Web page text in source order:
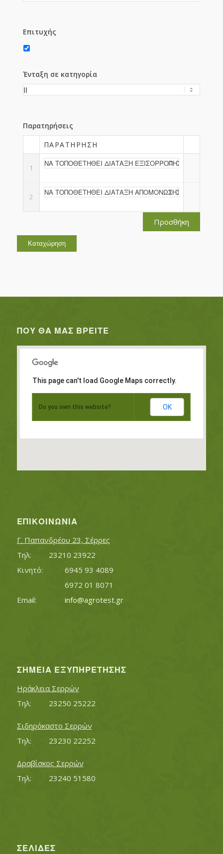
Επιτυχής
Ένταξη σε κατηγορία
Παρατηρήσεις
ΠΑΡΑΤΉΡΗΣΗ
1
2
Προσθήκη
ΠΟΥ ΘΑ ΜΑΣ ΒΡΕΊΤΕ
This page can't load Google Maps correctly.
Do you own this website? OK
ΕΠΙΚΟΙΝΩΝΊΑ
Γ. Παπανδρέου 23, Σέρρες
Τηλ:		23210 23922
Κινητό:		6945 93 4089
			6972 01 8071
info@agrotest.gr
ΣΗΜΕΊΑ ΕΞΥΠΗΡΈΤΗΣΗΣ
Ηράκλεια Σερρών
Τηλ:		23250 25222
Σιδηρόκαστο Σερρών
Τηλ:		23230 22252
Δραβίσκος Σερρών
Τηλ:		23240 51580
ΣΕΛΊΔΕΣ